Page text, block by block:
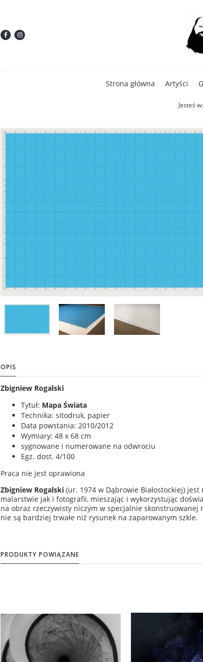
Strona główna Artyści
Jesteś w:
OPIS
Zbigniew Rogalski
Tytuł: Mapa Świata
Technika: sitodruk, papier
Data powstania: 2010/2012
Wymiary: 48 x 68 cm
sygnowane i numerowane na odwrociu
Egz. dost. 4/100
Praca nie jest oprawiona
Zbigniew Rogalski (ur. 1974 w Dąbrowie Białostockiej)
malarstwie jak i fotografii, mieszając i wykorzystując
na obraz rzeczywisty niczym w specjalnie
nie są bardziej trwałe niż rysunek na zaparowanym szkle.
PRODUKTY POWIĄZANE